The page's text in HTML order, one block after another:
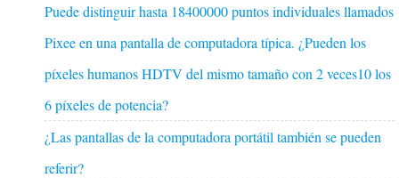
Puede distinguir hasta 18400000 puntos individuales llamados
Pixee en una pantalla de computadora típica. ¿Pueden los
píxeles humanos HDTV del mismo tamaño con 2 veces10 los
6 píxeles de potencia?
¿Las pantallas de la computadora portátil también se pueden
referir?